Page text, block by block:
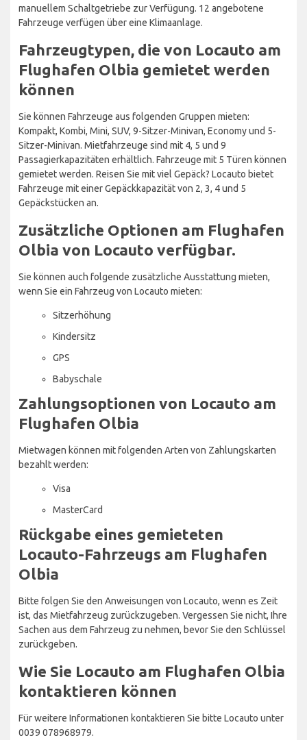
manuellem Schaltgetriebe zur Verfügung. 12 angebotene
Fahrzeuge verfügen über eine Klimaanlage.
Fahrzeugtypen, die von Locauto am
Flughafen Olbia gemietet werden
können
Sie können Fahrzeuge aus folgenden Gruppen mieten:
Kompakt, Kombi, Mini, SUV, 9-Sitzer-Minivan, Economy und 5-
Sitzer-Minivan. Mietfahrzeuge sind mit 4, 5 und 9
Passagierkapazitäten erhältlich. Fahrzeuge mit 5 Türen können
gemietet werden. Reisen Sie mit viel Gepäck? Locauto bietet
Fahrzeuge mit einer Gepäckkapazität von 2, 3, 4 und 5
Gepäckstücken an.
Zusätzliche Optionen am Flughafen
Olbia von Locauto verfügbar.
Sie können auch folgende zusätzliche Ausstattung mieten,
wenn Sie ein Fahrzeug von Locauto mieten:
Sitzerhöhung
Kindersitz
GPS
Babyschale
Zahlungsoptionen von Locauto am
Flughafen Olbia
Mietwagen können mit folgenden Arten von Zahlungskarten
bezahlt werden:
Visa
MasterCard
Rückgabe eines gemieteten
Locauto-Fahrzeugs am Flughafen
Olbia
Bitte folgen Sie den Anweisungen von Locauto, wenn es Zeit
ist, das Mietfahrzeug zurückzugeben. Vergessen Sie nicht, Ihre
Sachen aus dem Fahrzeug zu nehmen, bevor Sie den Schlüssel
zurückgeben.
Wie Sie Locauto am Flughafen Olbia
kontaktieren können
Für weitere Informationen kontaktieren Sie bitte Locauto unter
0039 078968979.